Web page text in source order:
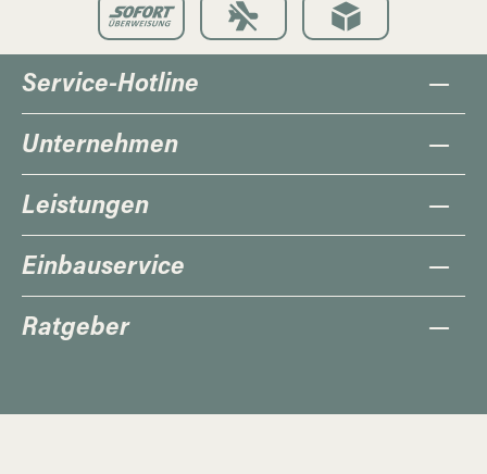
Service-Hotline
Unternehmen
Leistungen
Einbauservice
Ratgeber